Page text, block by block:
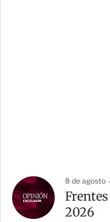
8 de agosto
2026